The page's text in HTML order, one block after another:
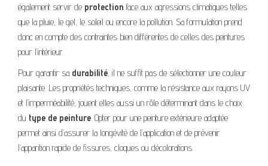
également servir de protection face aux agressions climatiques telles
que la pluie, le gel, le soleil ou encore la pollution. Sa formulation prend
donc en compte des contraintes bien différentes de celles des peintures
pour l’intérieur.
Pour garantir sa durabilité, il ne suffit pas de sélectionner une couleur
plaisante. Les propriétés techniques, comme la résistance aux rayons UV
et l’imperméabilité, jouent elles aussi un rôle déterminant dans le choix
du type de peinture. Opter pour une peinture extérieure adaptée
permet ainsi d’assurer la longévité de l’application et de prévenir
l’apparition rapide de fissures, cloques ou décolorations.